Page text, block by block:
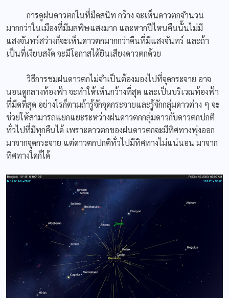
การดูฝนดาวตกในที่มืดสนิท กว้าง จะเห็นดาวตกจำนวน
มากกว่าในเมืองที่มีมลพิษแสงมาก และหากปีไหนคืนนั้นไม่มี
แสงจันทร์สว่างก็จะเห็นดาวตกมากกว่าคืนที่มีแสงจันทร์ และถ้า
เป็นที่เงียบสงัด จะมีโอกาสได้ยินเสียงดาวตกด้วย
วิธีการชมฝนดาวตกไม่จำเป็นต้องมองไปที่จุดกระจาย อาจ
นอนดูกลางท้องฟ้า จะทำให้เห็นกว้างที่สุด และเป็นบริเวณท้องฟ้า
ที่มืดที่สุด อย่างไรก็ตามถ้ารู้จักจุดกระจายและรู้จักกลุ่มดาวต่าง ๆ จะ
ช่วยให้สามารถแยกแยะระหว่างฝนดาวตกกลุ่มดาวกับดาวตกปกติ
ทั่วไปที่มีทุกคืนได้ เพราะดาวตกของฝนดาวตกจะมีทิศทางพุ่งออก
มาจากจุดกระจาย แต่ดาวตกปกติทั่วไปมีทิศทางไม่แน่นอน มาจาก
ทิศทางใดก็ได้